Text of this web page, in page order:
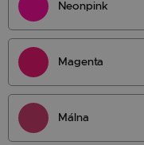
Neonpink
Magenta
Málna